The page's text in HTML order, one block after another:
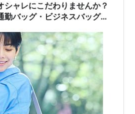
シャレにこだわりませんか？
勤バッグ・ビジネスバッグ【